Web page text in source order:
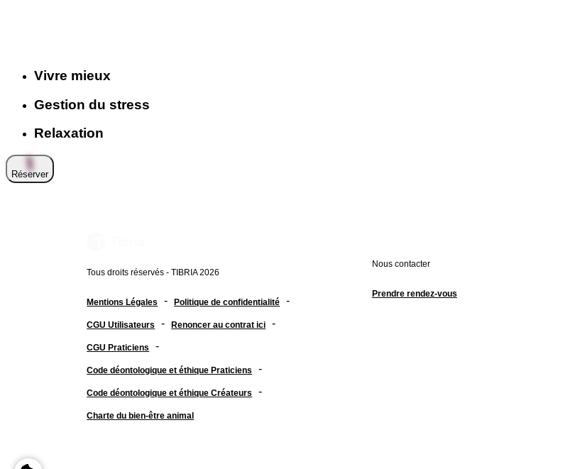
Vivre mieux
Gestion du stress
Relaxation
Réserver
Tous droits réservés - TIBRIA 2026
Mentions Légales - Politique de confidentialité -
CGU Utilisateurs - Renoncer au contrat ici -
CGU Praticiens -
Code déontologique et éthique Praticiens -
Code déontologique et éthique Créateurs -
Charte du bien-être animal
Nous contacter
Prendre rendez-vous